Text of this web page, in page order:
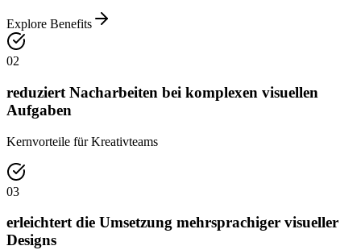
Explore Benefits
02
reduziert Nacharbeiten bei komplexen visuellen
Aufgaben
Kernvorteile für Kreativteams
03
erleichtert die Umsetzung mehrsprachiger visueller
Designs